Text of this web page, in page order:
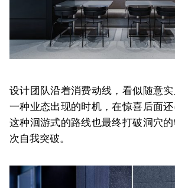
设计团队沿着消费动线，看似随意
一种业态出现的时机，在惊喜后面还
这种洄游式的路线也最终打破洞穴
次自我突破。